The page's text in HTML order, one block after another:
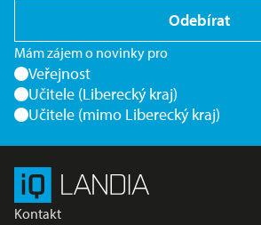
Odebírat
Mám zájem o novinky pro
Veřejnost
Učitele (Liberecký kraj)
Učitele (mimo Liberecký kraj)
Kontakt